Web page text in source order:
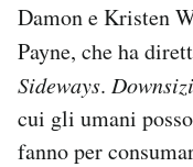
Damon e Kristen
Payne, che ha
Sideways.
cui gli umani
fanno per